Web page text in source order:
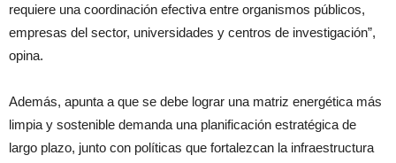
requiere una coordinación efectiva entre organismos públicos,
empresas del sector, universidades y centros de investigación”,
opina.
Además, apunta a que se debe lograr una matriz energética más
limpia y sostenible demanda una planificación estratégica de
largo plazo, junto con políticas que fortalezcan la infraestructura